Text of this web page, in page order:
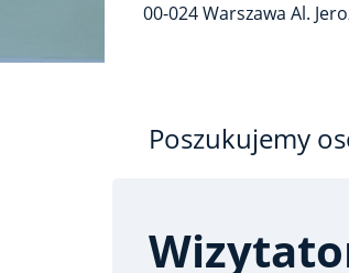
00-024Warszawa Al.
Poszukujemy